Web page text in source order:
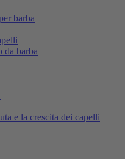
barba
da barba
e la crescita dei capelli